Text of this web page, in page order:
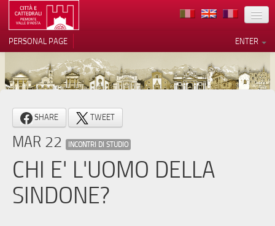
LOCATION
ARCHITECTURE
MUSEUMS
ITINERARIES
EVENTS
ENTER
PERSONAL PAGE
SHARE TWEET
MAR 22 INCONTRI DI STUDIO
CHI E' L'UOMO DELLA
SINDONE?
Notice at collection
Your Privacy Choices